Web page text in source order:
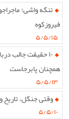
تنگه واشی؛
فیروزکوه
۵/۵/۱۵
همچنان پابرجاست
۵/۵/۱۳
وقتی جنگل،
۵/۵/۱۰